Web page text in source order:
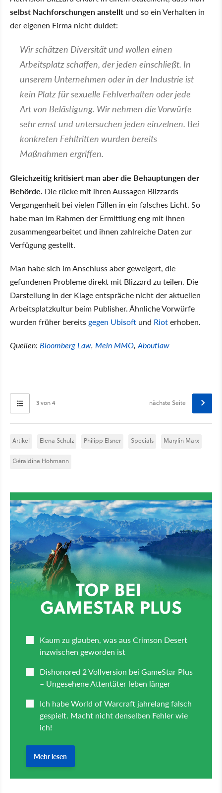
selbst Nachforschungen anstellt und so ein Verhalten in
der eigenen Firma nicht duldet:
Wir schätzen Diversität und wollen einen
Arbeitsplatz schaffen, der jeden einschließt. In
unserem Unternehmen oder in der Industrie ist
kein Platz für sexuelle Fehlverhalten oder jede
Art von Belästigung. Wir nehmen die Vorwürfe
sehr ernst und untersuchen jeden einzelnen. Bei
konkreten Fehltritten wurden bereits
Maßnahmen ergriffen.
Gleichzeitig kritisiert man aber die Behauptungen der
Behörde. Die rücke mit ihren Aussagen Blizzards
Vergangenheit bei vielen Fällen in ein falsches Licht. So
habe man im Rahmen der Ermittlung eng mit ihnen
zusammengearbeitet und ihnen zahlreiche Daten zur
Verfügung gestellt.
Man habe sich im Anschluss aber geweigert, die
gefundenen Probleme direkt mit Blizzard zu teilen. Die
Darstellung in der Klage entspräche nicht der aktuellen
Arbeitsplatzkultur beim Publisher. Ähnliche Vorwürfe
wurden früher bereits gegen Ubisoft und Rioterhoben.
Quellen: Bloomberg Law, Mein MMO,Aboutlaw
3 von 4 nächste Seite
Artikel Elena Schulz Philipp Elsner Specials Marylin Marx
Géraldine Hohmann